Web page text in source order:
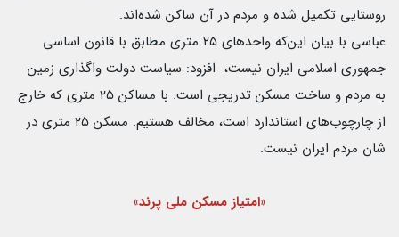
روستایی تکمیل شده و مردم در آن ساکن شده‌اند.
عباسی با بیان این‌که واحدهای ۲۵ متری مطابق با قانون اساسی
جمهوری اسلامی ایران نیست، ‌ افزود: سیاست دولت واگذاری زمین
به مردم و ساخت مسکن تدریجی است. با مساکن ۲۵ متری که خارج
از چارچوب‌های استاندارد است، مخالف هستیم. مسکن ۲۵ متری در
شان مردم ایران نیست.
«امتیاز مسکن ملی پرند»